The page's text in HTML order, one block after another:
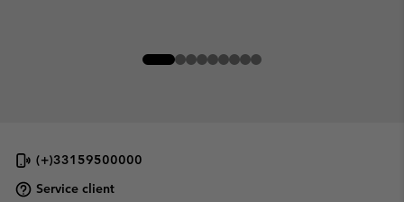
(+)33159500000
Service client